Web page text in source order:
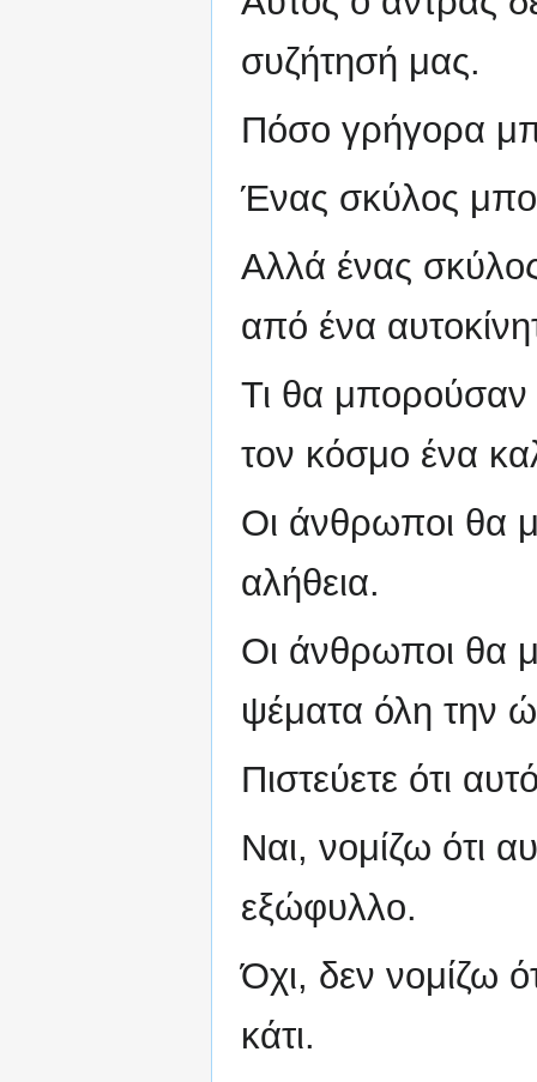
συζήτησή μας.
Πόσο γρήγορα
Ένας σκύλος
Αλλά ένας
από ένα
Τι θα μπορούσαν
τον κόσμο ένα
Οι άνθρωποι θα
αλήθεια.
Οι άνθρωποι θα
ψέματα όλη την
Πιστεύετε ότι
Ναι, νομίζω ότι
εξώφυλλο.
Όχι, δεν νομίζω
κάτι.